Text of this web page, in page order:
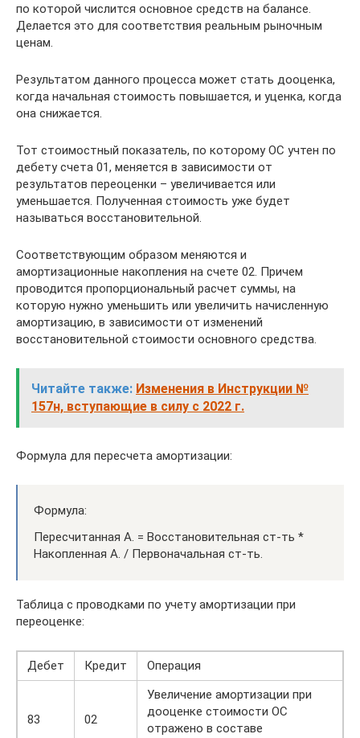
по которой числится основное средств на балансе.
Делается это для соответствия реальным рыночным
ценам.
Результатом данного процесса может стать дооценка,
когда начальная стоимость повышается, и уценка, когда
она снижается.
Тот стоимостный показатель, по которому ОС учтен по
дебету счета 01, меняется в зависимости от
результатов переоценки – увеличивается или
уменьшается. Полученная стоимость уже будет
называться восстановительной.
Соответствующим образом меняются и
амортизационные накопления на счете 02. Причем
проводится пропорциональный расчет суммы, на
которую нужно уменьшить или увеличить начисленную
амортизацию, в зависимости от изменений
восстановительной стоимости основного средства.
Читайте также: Изменения в Инструкции №
157н, вступающие в силу с 2022 г.
Формула для пересчета амортизации:
Формула:
Пересчитанная А. = Восстановительная ст-ть *
Накопленная А. / Первоначальная ст-ть.
Таблица с проводками по учету амортизации при
переоценке:
Дебет Кредит Операция
83 02
Увеличение амортизации при
дооценке стоимости ОС
отражено в составе